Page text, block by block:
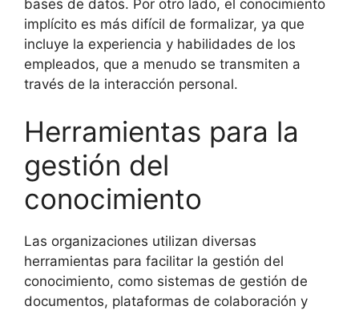
bases de datos. Por otro lado, el conocimiento
implícito es más difícil de formalizar, ya que
incluye la experiencia y habilidades de los
empleados, que a menudo se transmiten a
través de la interacción personal.
Herramientas para la
gestión del
conocimiento
Las organizaciones utilizan diversas
herramientas para facilitar la gestión del
conocimiento, como sistemas de gestión de
documentos, plataformas de colaboración y